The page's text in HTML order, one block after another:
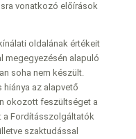
vonatkozó előírások
oldalának értékeit
megegyezésén alapuló
soha nem készült.
hiánya az alapvető
okozott feszültséget a
a Fordításszolgáltatók
szaktudással